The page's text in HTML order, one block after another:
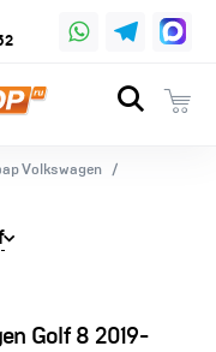
Volkswagen
Golf 8 2019-